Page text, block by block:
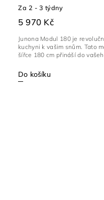
Za 2 - 3 týdny
5 970 Kč
Do košíku
Junona Modul 180 je
kuchyni k vašim snům. Tato
šířce 180 cm přináší do